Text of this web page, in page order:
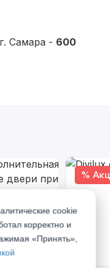
Самара - 600
%
cookie
корректно и
«Принять»,